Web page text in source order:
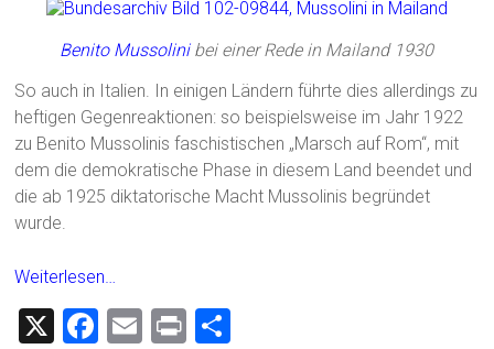
Benito Mussolinibei einer Rede in Mailand 1930
So auch in Italien. In einigen Ländern führte dies allerdings zu
heftigen Gegenreaktionen: so beispielsweise im Jahr 1922
zu Benito Mussolinis faschistischen „Marsch auf Rom“, mit
dem die demokratische Phase in diesem Land beendet und
die ab 1925 diktatorische Macht Mussolinis begründet
wurde.
Weiterlesen…
X
F
E
Pr